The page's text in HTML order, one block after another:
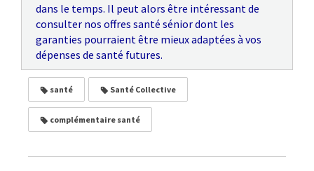
dans le temps. Il peut alors être intéressant de
consulter nos offres santé sénior dont les
garanties pourraient être mieux adaptées à vos
dépenses de santé futures.
santé Santé Collective
complémentaire santé